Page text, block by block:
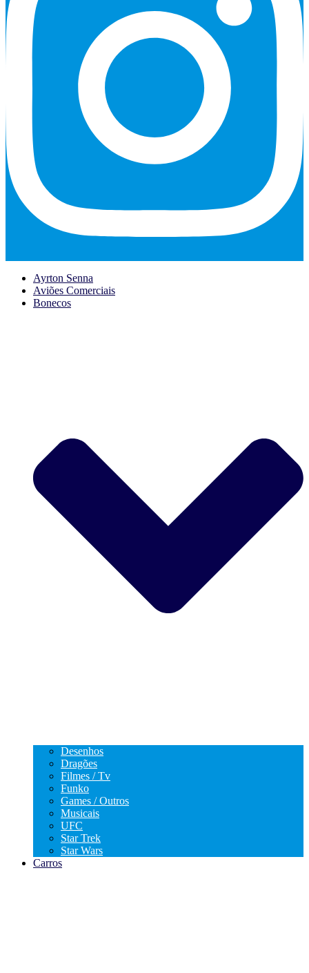
Ayrton Senna
Aviões Comerciais
Bonecos
Desenhos
Dragões
Filmes / Tv
Funko
Games / Outros
Musicais
UFC
Star Trek
Star Wars
Carros